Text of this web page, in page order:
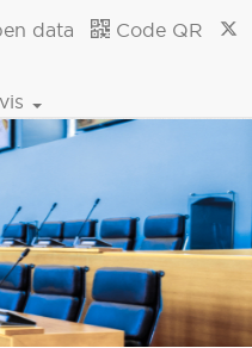
data Code QR